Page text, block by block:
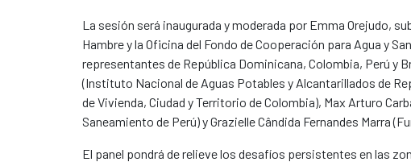
La sesión será inaugurada y moderada por Emma Orejudo,
Hambre y la Oficina del Fondo de Cooperación para Agua y
representantes de República Dominicana, Colombia, Perú y
(Instituto Nacional de Aguas Potables y Alcantarillados de
de Vivienda, Ciudad y Territorio de Colombia), Max Arturo
Saneamiento de Perú) y Grazielle Cândida Fernandes Marra
El panel pondrá de relieve los desafíos persistentes en las